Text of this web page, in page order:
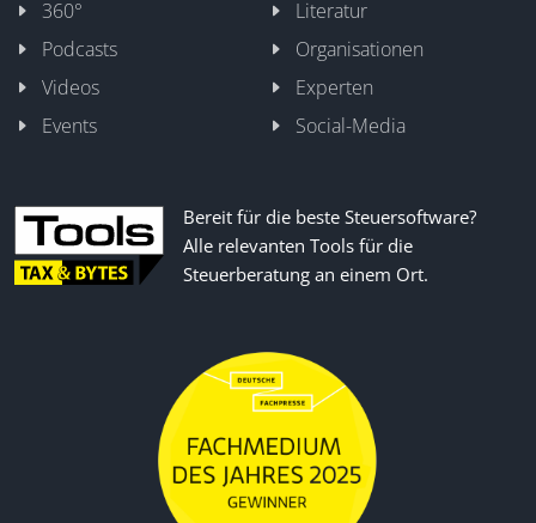
360°
Literatur
Podcasts
Organisationen
Videos
Experten
Events
Social-Media
Bereit für die beste Steuersoftware?
Alle relevanten Tools für die
Steuerberatung an einem Ort.